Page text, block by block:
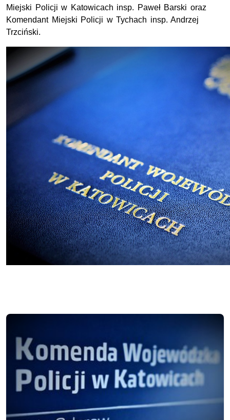
Miejski Policji w Katowicach insp. Paweł Barski oraz
Komendant Miejski Policji w Tychach insp. Andrzej
Trzciński.